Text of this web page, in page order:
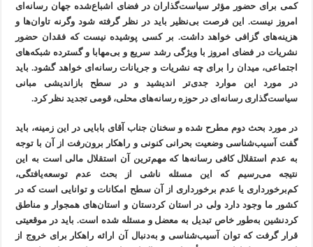
کمی برای حضور مؤثر سیاست‌گذاران در فضای اشباع‌شده جهان رسانه‌ای
امروز نیست. این فرصت بی‌نظیر باید در نظر گرفته شود وگرنه تاوان‌ها و
هزینه‌های گزافی خواهد داشت. بر کسی پوشیده نیست که فقدان حضور
نشریات در فضای امروز با ویژگی رشد سریع و بی‌مهابا و گسترده شبکه‌های
اجتماعی، میدان را برای چه نشریات و جریانات رسانه‌ای خواهد گشود. باید
در مورد این موارد جدی‌تر اندیشید و در سطح بازاندیشی مبانی
سیاست‌گذاری رسانه‌ای در حوزه رسانه‌های محلی، قومی تجدید نظر کرد.
در مورد بحث دوم مطرح شده و سخنان جناب آقای بابایی در این زمینه، باید
گفت آسیب‌شناسی وضعیت بحرانی کنونی و راهکار برون‌رفت از آن با توجه
به عدم استقلال کافی رسانه‌ها که مهم‌ترین آن استقلال مالی است به این
نتیجه می‌رسیم که این مسئله ناشی از بحث عدم توسعه‌یافتگی،
کم‌برخورداری یا عدم برخورداری از آن سطح امکانات و توانایی است که در
کشور ما وجود دارد ولی در استان کردستان و استان‌های همجوار و مناطق
کردنشین به‌طور خاص تبدیل به معضل و مسئله شده است. باید در موقعیتی
قرار گرفت که توان آسیب‌شناسی و به‌دنبال آن ارائه راهکار برای خروج از